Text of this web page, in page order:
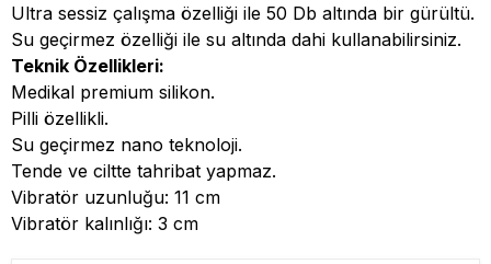
Ultra sessiz çalışma özelliği ile 50 Db altında bir gürültü.
Su geçirmez özelliği ile su altında dahi kullanabilirsiniz.
Teknik Özellikleri:
Medikal premium silikon.
Pilli özellikli.
Su geçirmez nano teknoloji.
Tende ve ciltte tahribat yapmaz.
Vibratör uzunluğu: 11 cm
Vibratör kalınlığı: 3 cm